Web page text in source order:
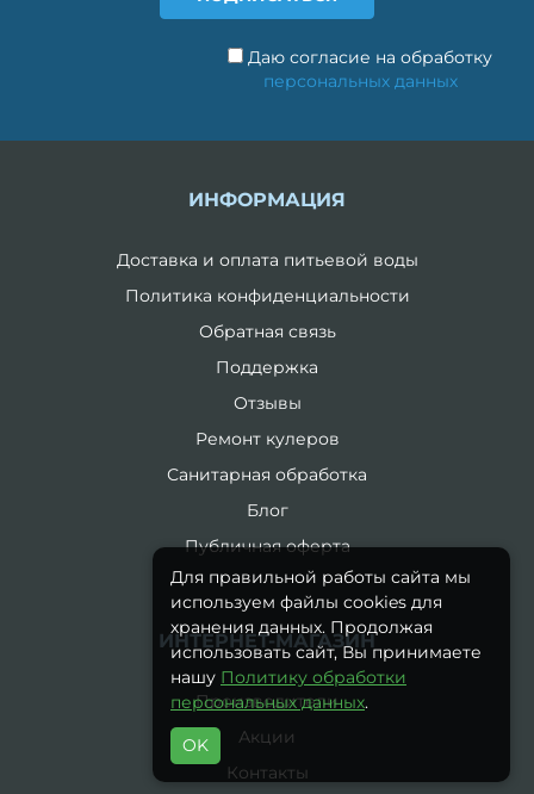
Даю согласие на обработку
персональных данных
ИНФОРМАЦИЯ
Доставка и оплата питьевой воды
Политика конфиденциальности
Обратная связь
Поддержка
Отзывы
Ремонт кулеров
Санитарная обработка
Блог
Публичная оферта
ИНТЕРНЕТ-МАГАЗИН
Производители
Акции
Контакты
Для правильной работы сайта мы
используем файлы cookies для
хранения данных. Продолжая
использовать сайт, Вы принимаете
нашу Политику обработки
персональных данных.
OK